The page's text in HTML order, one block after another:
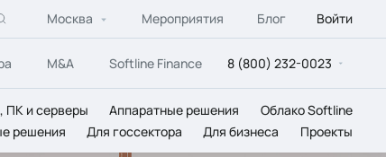
Москва Мероприятия Блог Войти
M&A Softline Finance 8 (800) 232-0023
ПК и серверы Аппаратные решения
Облако Softline
решения Для госсектора Для бизнеса Проекты